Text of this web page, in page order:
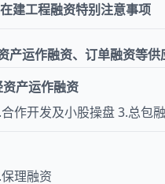
建工程融资特别注意事项
产运作融资、订单融资等
产运作融资
作开发及小股操盘 3.总包
理融资